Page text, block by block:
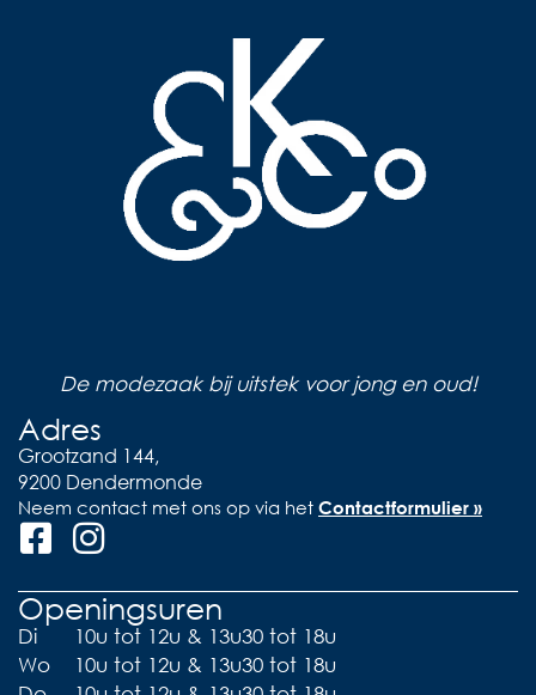
De modezaak bij uitstek voor jong en oud!
Adres
Grootzand 144,
9200 Dendermonde
Neem contact met ons op via het Contactformulier »
Openingsuren
Di
10u tot 12u & 13u30 tot 18u
Wo
10u tot 12u & 13u30 tot 18u